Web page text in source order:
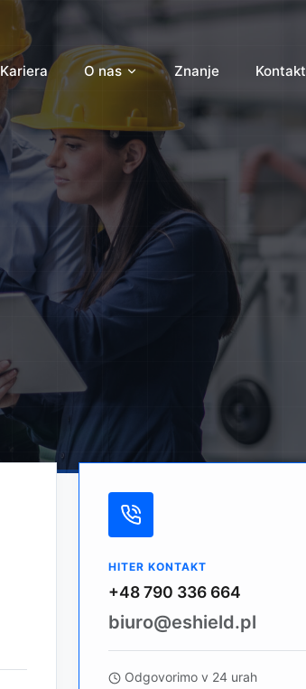
Kariera O nas Znanje Kontakt
HITER KONTAKT
+48 790 336 664
biuro@eshield.pl
Odgovorimo v 24 urah